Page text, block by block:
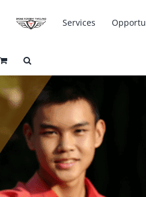
Services